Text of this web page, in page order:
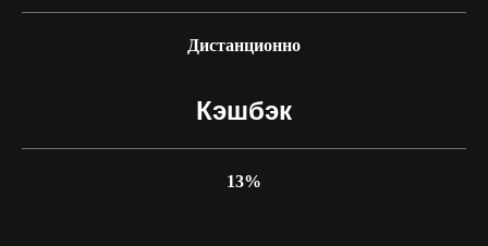
Дистанционно
Кэшбэк
13%